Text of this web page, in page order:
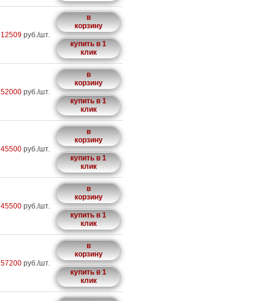
12509 руб./шт.
в
корзину
купить в 1
клик
52000 руб./шт.
в
корзину
купить в 1
клик
45500 руб./шт.
в
корзину
купить в 1
клик
45500 руб./шт.
в
корзину
купить в 1
клик
57200 руб./шт.
в
корзину
купить в 1
клик